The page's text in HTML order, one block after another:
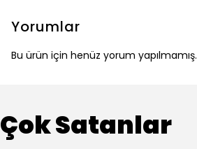
Yorumlar
Bu ürün için henüz yorum yapılmamış.
Çok Satanlar